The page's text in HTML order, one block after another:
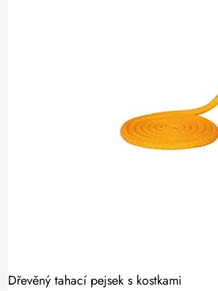
Dřevěný tahací pejsek s kostkami